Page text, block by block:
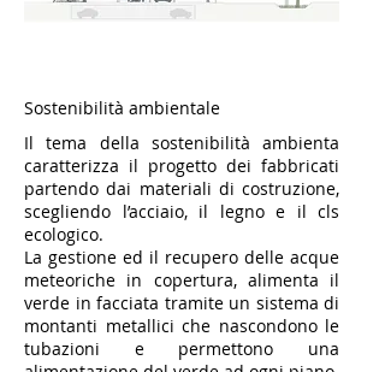
Sostenibilità ambientale
Il tema della sostenibilità ambienta
caratterizza il progetto dei fabbricati
partendo dai materiali di costruzione,
scegliendo l’acciaio, il legno e il cls
ecologico.
La gestione ed il recupero delle acque
meteoriche in copertura, alimenta il
verde in facciata tramite un sistema di
montanti metallici che nascondono le
tubazioni e permettono una